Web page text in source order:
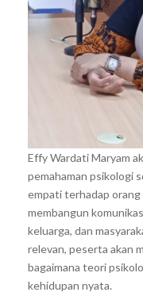
Effy Wardati Maryam
pemahaman psikologi
empati terhadap
membangun
keluarga, dan
relevan, peserta akan
bagaimana teori
kehidupan nyata.